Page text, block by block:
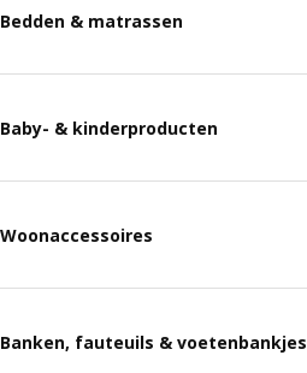
Bedden & matrassen
Baby- & kinderproducten
Woonaccessoires
Banken, fauteuils & voetenbankjes